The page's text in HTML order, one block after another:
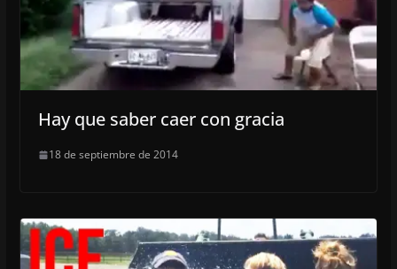
Hay que saber caer con gracia
18 de septiembre de 2014